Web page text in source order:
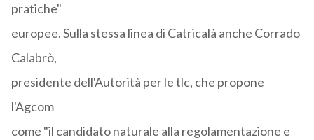
pratiche"
europee. Sulla stessa linea di Catricalà anche Corrado
Calabrò,
presidente dell'Autorità per le tlc, che propone
l'Agcom
come "il candidato naturale alla regolamentazione e